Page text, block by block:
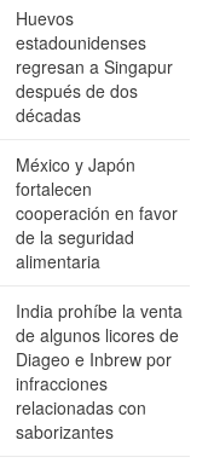
Huevos
estadounidenses
regresan a Singapur
después de dos
décadas
México y Japón
fortalecen
cooperación en favor
de la seguridad
alimentaria
India prohíbe la venta
de algunos licores de
Diageo e Inbrew por
infracciones
relacionadas con
saborizantes